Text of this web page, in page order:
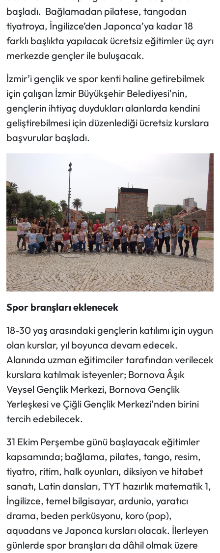
başladı. Bağlamadan pilatese, tangodan
tiyatroya, İngilizce’den Japonca’ya kadar 18
farklı başlıkta yapılacak ücretsiz eğitimler üç ayrı
merkezde gençler ile buluşacak.
İzmir’i gençlik ve spor kenti haline getirebilmek
için çalışan İzmir Büyükşehir Belediyesi'nin,
gençlerin ihtiyaç duydukları alanlarda kendini
geliştirebilmesi için düzenlediği ücretsiz kurslara
başvurular başladı.
Spor branşları eklenecek
18-30 yaş arasındaki gençlerin katılımı için uygun
olan kurslar, yıl boyunca devam edecek.
Alanında uzman eğitimciler tarafından verilecek
kurslara katılmak isteyenler; Bornova Âşık
Veysel Gençlik Merkezi, Bornova Gençlik
Yerleşkesi ve Çiğli Gençlik Merkezi'nden birini
tercih edebilecek.
31 Ekim Perşembe günü başlayacak eğitimler
kapsamında; bağlama, pilates, tango, resim,
tiyatro, ritim, halk oyunları, diksiyon ve hitabet
sanatı, Latin dansları, TYT hazırlık matematik 1,
İngilizce, temel bilgisayar, ardunio, yaratıcı
drama, beden perküsyonu, koro (pop),
aquadans ve Japonca kursları olacak. İlerleyen
günlerde spor branşları da dâhil olmak üzere